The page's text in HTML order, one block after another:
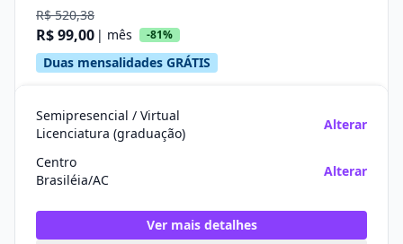
R$ 520,38
R$ 99,00 | mês -81%
Duas mensalidades GRÁTIS
Semipresencial / Virtual
Licenciatura (graduação)
Alterar
Centro
Brasiléia/AC
Alterar
Ver mais detalhes